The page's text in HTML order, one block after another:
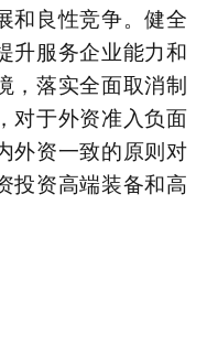
和良性竞争。健全
升服务企业能力和
，落实全面取消制
， 对于外资准入负面
外资一致的原则对
投资高端装备和高